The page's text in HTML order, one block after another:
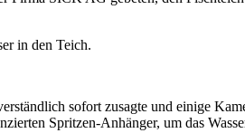
in den Teich.
sofort zusagte und einige
Spritzen-Anhänger, um das